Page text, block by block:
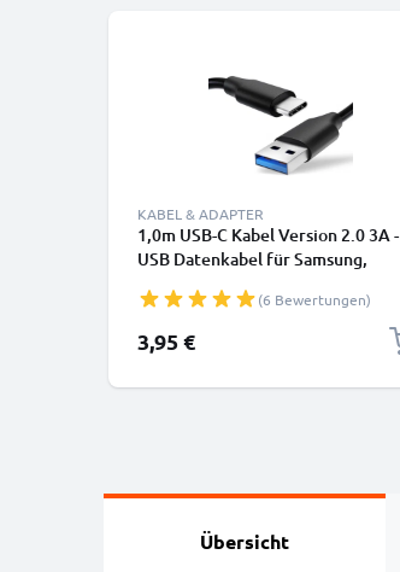
KABEL & ADAPTER
1,0m USB-C Kabel Version 2.0 3A -
USB Datenkabel für Samsung,
Canon, Panasonic Lumix, Sony,
GoPro uvm PVC schwarz
(6 Bewertungen)
3,95 €
Übersicht